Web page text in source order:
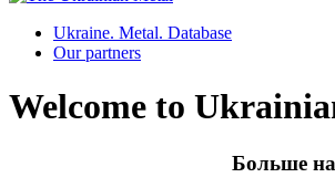
Ukraine. Metal. Database
Our partners
Welcome to
Больше на